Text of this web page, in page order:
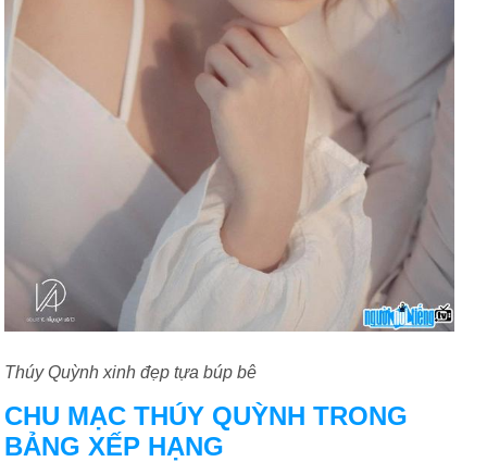
Thúy Quỳnh xinh đẹp tựa búp bê
CHU MẠC THÚY QUỲNH TRONG
BẢNG XẾP HẠNG